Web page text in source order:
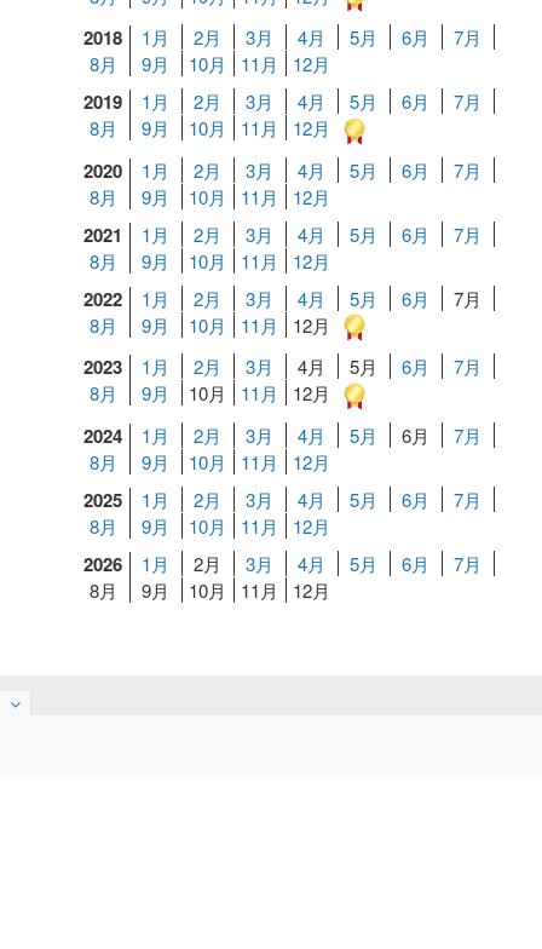
2018 1月 2月 3月 4月 5月 6月
7月
8月
9月 10月 11月 12月
2019 1月 2月 3月 4月 5月 6月
7月
8月
9月 10月 11月 12月
2020 1月 2月 3月 4月 5月 6月
7月
8月
9月 10月 11月 12月
2021 1月 2月 3月 4月 5月 6月
7月
8月
9月 10月 11月 12月
2022 1月 2月 3月 4月 5月 6月
7月
8月
9月 10月 11月 12月
2023 1月 2月 3月 4月 5月 6月
7月
8月
9月 10月 11月 12月
2024 1月 2月 3月 4月 5月 6月
7月
8月
9月 10月 11月 12月
2025 1月 2月 3月 4月 5月 6月
7月
8月
9月 10月 11月 12月
2026 1月 2月 3月 4月 5月 6月
7月
8月
9月 10月 11月 12月